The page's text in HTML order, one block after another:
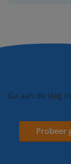
Ga aan de slag
Probeer